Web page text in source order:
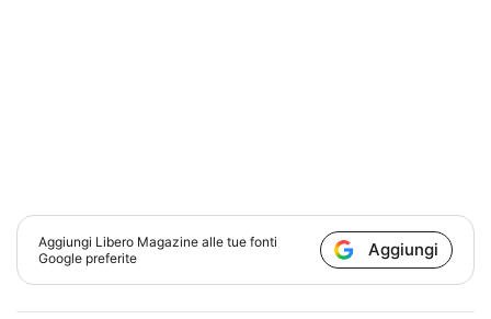
Aggiungi Libero Magazine alle tue fonti
Google preferite
Aggiungi